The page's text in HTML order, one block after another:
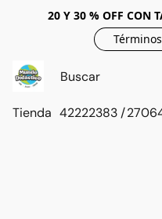
20 Y 30 % OFF CON
Tienda 42222383 /